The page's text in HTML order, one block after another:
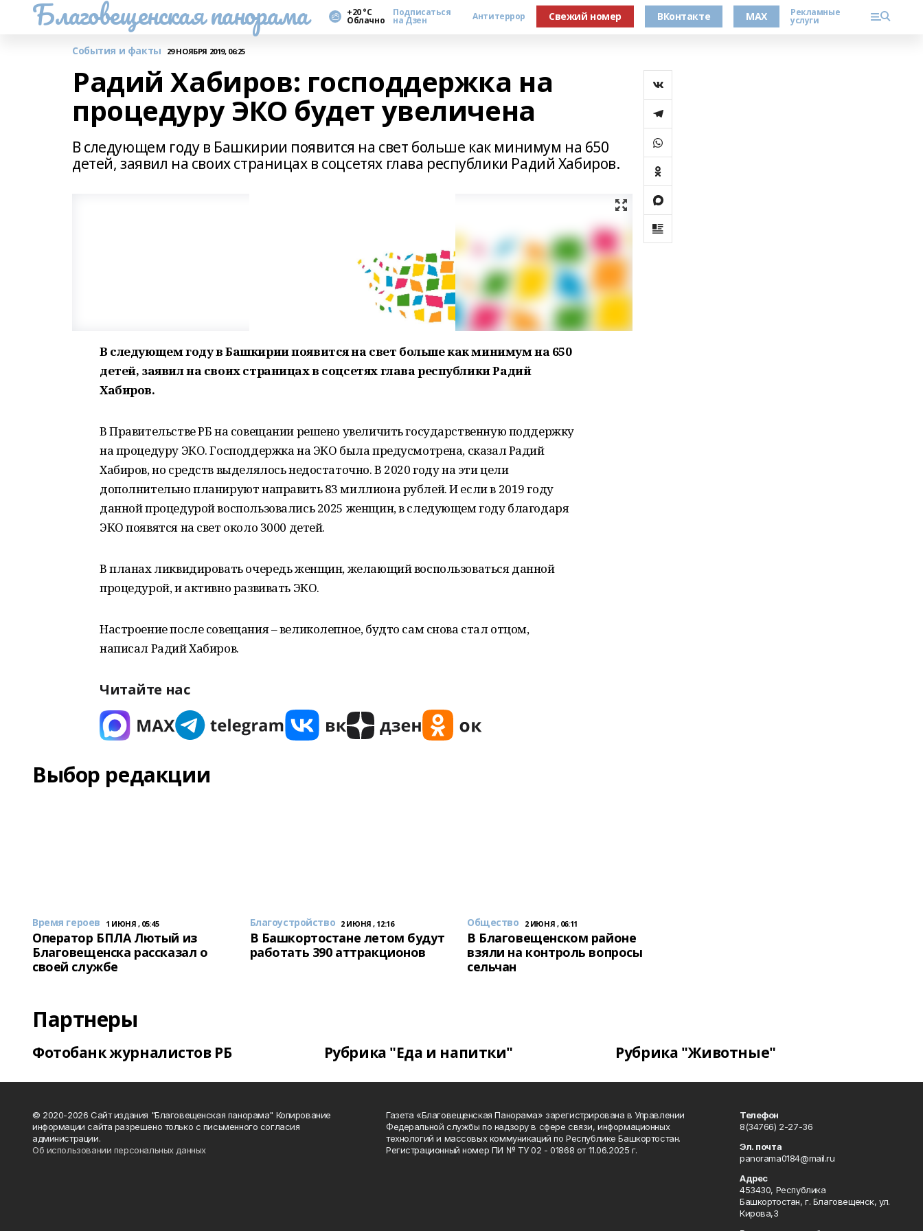
Благовещенская панорама +20 °С
Облачно
Подписаться
на Дзен Антитеррор Свежий номер ВКонтакте MAX Рекламные
услуги
События и факты 29 НОЯБРЯ 2019, 06:25
Радий Хабиров: господдержка на
процедуру ЭКО будет увеличена
В следующем году в Башкирии появится на свет больше как минимум на 650
детей, заявил на своих страницах в соцсетях глава республики Радий Хабиров.
В следующем году в Башкирии появится на свет больше как минимум на 650
детей, заявил на своих страницах в соцсетях глава республики Радий
Хабиров.
В Правительстве РБ на совещании решено увеличить государственную поддержку
на процедуру ЭКО. Господдержка на ЭКО была предусмотрена, сказал Радий
Хабиров, но средств выделялось недостаточно. В 2020 году на эти цели
дополнительно планируют направить 83 миллиона рублей. И если в 2019 году
данной процедурой воспользовались 2025 женщин, в следующем году благодаря
ЭКО появятся на свет около 3000 детей.
В планах ликвидировать очередь женщин, желающий воспользоваться данной
процедурой, и активно развивать ЭКО.
Настроение после совещания – великолепное, будто сам снова стал отцом,
написал Радий Хабиров.
Читайте нас
Выбор редакции
Время героев 1 ИЮНЯ , 05:45
Оператор БПЛА Лютый из
Благовещенска рассказал о
своей службе
Благоустройство 2 ИЮНЯ , 12:16
В Башкортостане летом будут
работать 390 аттракционов
Общество 2 ИЮНЯ , 06:11
В Благовещенском районе
взяли на контроль вопросы
сельчан
Партнеры
Фотобанк журналистов РБ Рубрика "Еда и напитки" Рубрика "Животные"
© 2020-2026 Сайт издания "Благовещенская панорама" Копирование
информации сайта разрешено только с письменного согласия
администрации.
Об использовании персональных данных
Газета «Благовещенская Панорама» зарегистрирована в Управлении
Федеральной службы по надзору в сфере связи, информационных
технологий и массовых коммуникаций по Республике Башкортостан.
Регистрационный номер ПИ № ТУ 02 - 01868 от 11.06.2025 г.
Телефон
8(34766) 2-27-36
Эл. почта
panorama0184@mail.ru
Адрес
453430, Республика
Башкортостан, г. Благовещенск, ул.
Кирова,3